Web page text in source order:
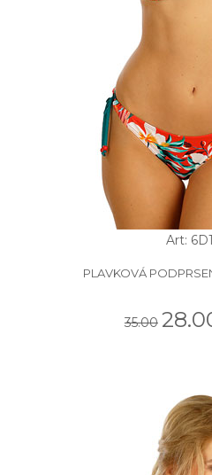
Art:
PLAVKOVÁ
35.00